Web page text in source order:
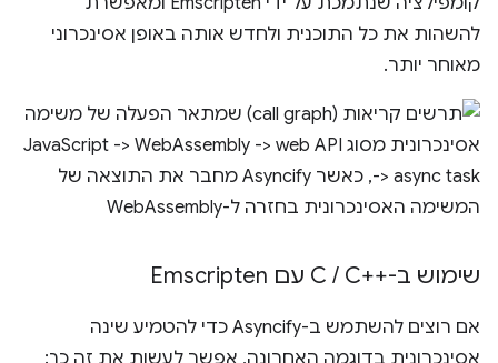
להשהות את כל התוכנית ולחדש אותה באופן אסינכרוני
מאוחר יותר.
שימוש ב-C / C++‎ עם Emscripten
אם רוצים להשתמש ב-Asyncify כדי להטמיע שינה
אסינכרונית בדוגמה האחרונה, אפשר לעשות את זה כך: